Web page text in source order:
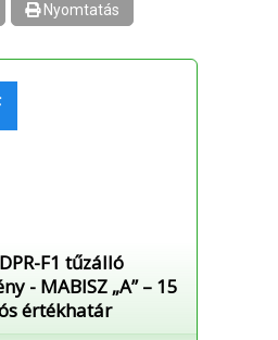
Nyomtatás
F1 tűzálló
- MABISZ „A” – 15
értékhatár